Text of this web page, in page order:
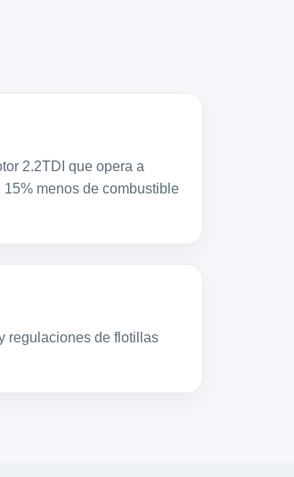
2.2TDI que opera a
menos de combustible
regulaciones de flotillas